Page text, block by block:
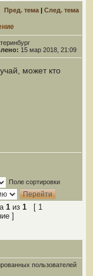
Пред. тема | След. тема
15 мар 2018, 21:09
может кто
Поле сортировки
1 из 1 [ 1
]
пользователей